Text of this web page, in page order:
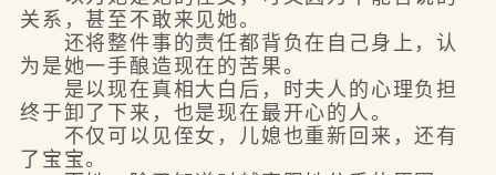
关系，甚至不敢来见她。
还将整件事的责任都背负在自己身上，认
为是她一手酿造现在的苦果。
是以现在真相大白后，时夫人的心理负担
终于卸了下来，也是现在最开心的人。
不仅可以见侄女，儿媳也重新回来，还有
了宝宝。